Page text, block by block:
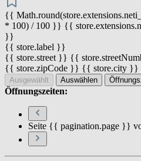
{{
* 100) / 100 }} {{
}}
{{ store.label }}
{{ store.street }} {{
{{ store.zipCode }} {{ store.city }}
Ausgewählt Auswählen
Öffnungszeiten:
Seite {{ pagination.page }}